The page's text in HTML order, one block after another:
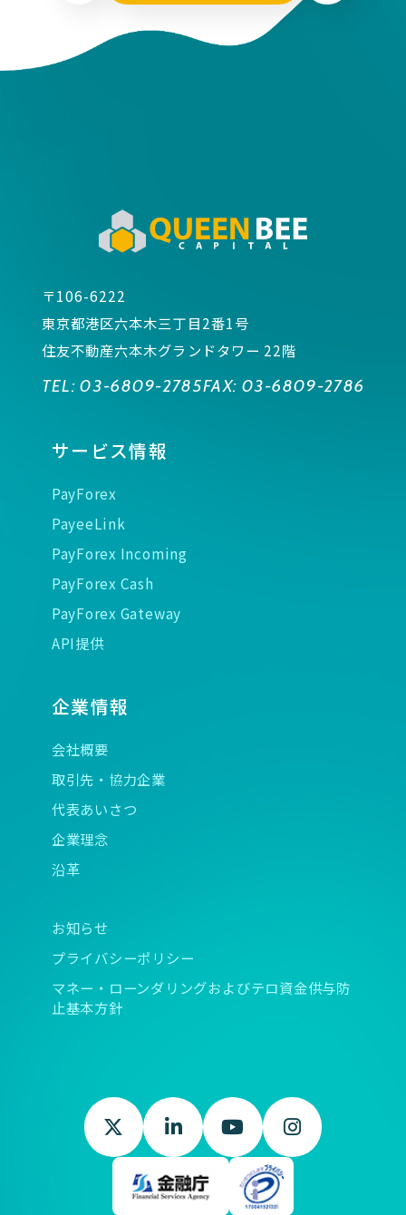
〒106-6222
東京都港区六本木三丁目2番1号
住友不動産六本木グランドタワー 22階
TEL: 03-6809-2785FAX: 03-6809-2786
サービス情報
PayForex
PayeeLink
PayForex Incoming
PayForex Cash
PayForex Gateway
API提供
企業情報
会社概要
取引先・協力企業
代表あいさつ
企業理念
沿革
お知らせ
プライバシーポリシー
マネー・ローンダリングおよびテロ資金供与防
止基本方針